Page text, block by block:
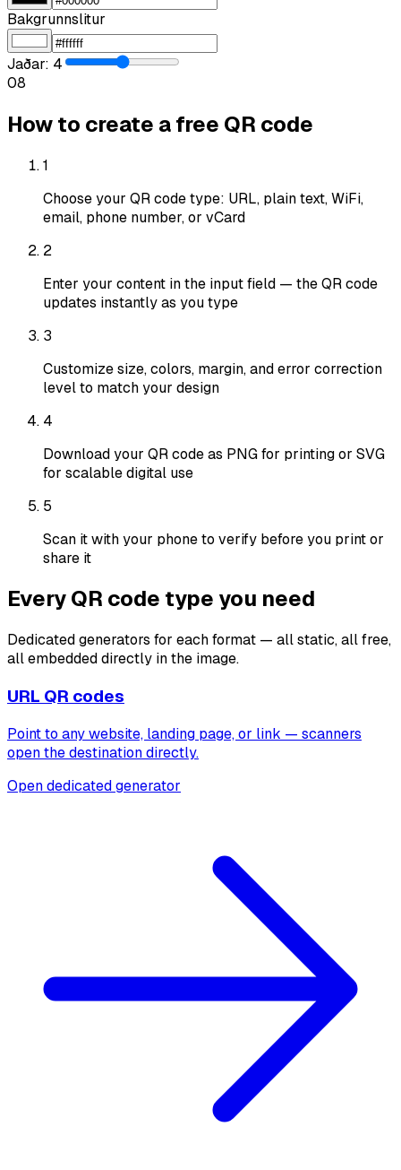
Bakgrunnslitur
Jaðar: 4
08
How to create a free QR code
1
Choose your QR code type: URL, plain text, WiFi,
email, phone number, or vCard
2
Enter your content in the input field — the QR code
updates instantly as you type
3
Customize size, colors, margin, and error correction
level to match your design
4
Download your QR code as PNG for printing or SVG
for scalable digital use
5
Scan it with your phone to verify before you print or
share it
Every QR code type you need
Dedicated generators for each format — all static, all free,
all embedded directly in the image.
URL QR codes
Point to any website, landing page, or link — scanners
open the destination directly.
Open dedicated generator